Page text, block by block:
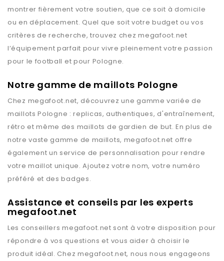
montrer fièrement votre soutien, que ce soit à domicile
ou en déplacement. Quel que soit votre budget ou vos
critères de recherche, trouvez chezmegafoot.net
l’équipement parfait pour vivre pleinement votre passion
pour le football et pour Pologne.
Notre gamme de maillots Pologne
Chez megafoot.net, découvrez une gamme variée de
maillotsPologne : replicas, authentiques, d'entraînement,
rétro et même des maillots de gardien de but. En plus de
notre vaste gamme de maillots, megafoot.net offre
également un service de personnalisation pour rendre
votre maillot unique. Ajoutez votre nom, votre numéro
préféré et des badges.
Assistance et conseils par les experts
megafoot.net
Les conseillersmegafoot.net sont à votre disposition pour
répondre à vos questions et vous aider à choisir le
produit idéal. Chez megafoot.net, nous nous engageons